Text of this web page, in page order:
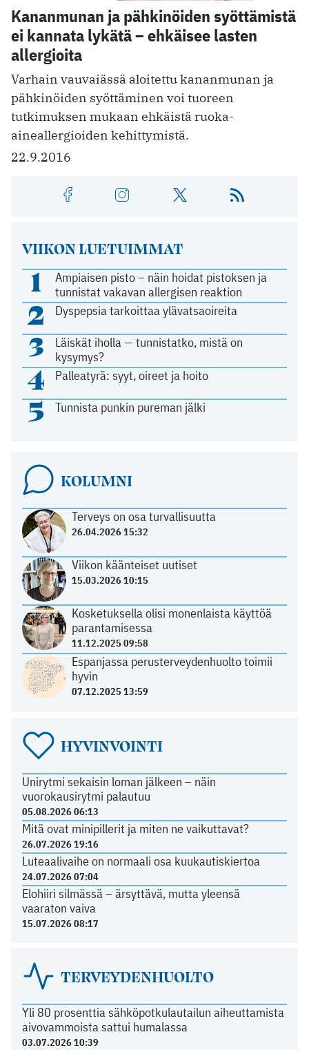
Kananmunan ja pähkinöiden syöttämistä
ei kannata lykätä – ehkäisee lasten
allergioita
Varhain vauvaiässä aloitettu kananmunan ja
pähkinöiden syöttäminen voi tuoreen
tutkimuksen mukaan ehkäistä ruoka-
aineallergioiden kehittymistä.
22.9.2016
VIIKON LUETUIMMAT
1
Ampiaisen pisto – näin hoidat pistoksen ja
tunnistat vakavan allergisen reaktion
2 Dyspepsia tarkoittaa ylävatsaoireita
3
Läiskät iholla — tunnistatko, mistä on
kysymys?
4 Palleatyrä: syyt, oireet ja hoito
5 Tunnista punkin pureman jälki
KOLUMNI
Terveys on osa turvallisuutta
26.04.2026 15:32
Viikon käänteiset uutiset
15.03.2026 10:15
Kosketuksella olisi monenlaista käyttöä
parantamisessa
11.12.2025 09:58
Espanjassa perusterveydenhuolto toimii
hyvin
07.12.2025 13:59
HYVINVOINTI
Unirytmi sekaisin loman jälkeen – näin
vuorokausirytmi palautuu
05.08.2026 06:13
Mitä ovat minipillerit ja miten ne vaikuttavat?
26.07.2026 19:16
Luteaalivaihe on normaali osa kuukautiskiertoa
24.07.2026 07:04
Elohiiri silmässä – ärsyttävä, mutta yleensä
vaaraton vaiva
15.07.2026 08:17
TERVEYDENHUOLTO
Yli 80 prosenttia sähköpotkulautailun aiheuttamista
aivovammoista sattui humalassa
03.07.2026 10:39